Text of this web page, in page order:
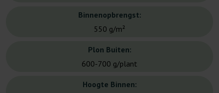
Binnenopbrengst:
550 g/m²
Plon Buiten:
600-700 g/plant
Hoogte Binnen: